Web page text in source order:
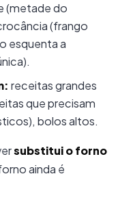
(metade do
(frango
esquenta a
receitas grandes
que precisam
bolos altos.
substitui o forno
ainda é